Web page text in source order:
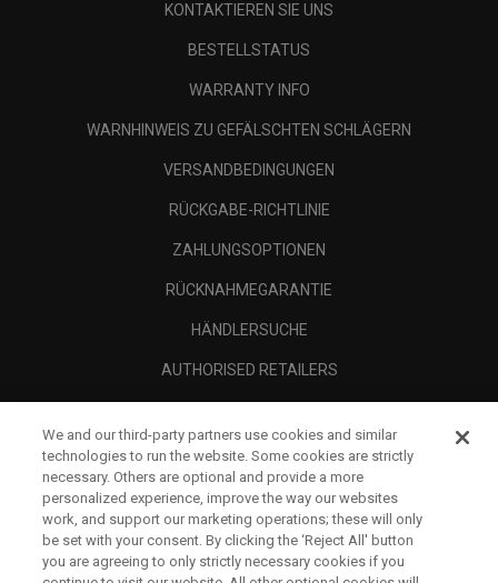
KONTAKTIEREN SIE UNS
BESTELLSTATUS
WARRANTY INFO
WARNHINWEIS ZU GEFÄLSCHTEN SCHLÄGERN
VERSANDBEDINGUNGEN
RÜCKGABE-RICHTLINIE
ZAHLUNGSOPTIONEN
RÜCKNAHMEGARANTIE
HÄNDLERSUCHE
AUTHORISED RETAILERS
UNTERNEHMENSPROFIL
RECHTLICHES-
We and our third-party partners use cookies and similar
technologies to run the website. Some cookies are strictly
necessary. Others are optional and provide a more
personalized experience, improve the way our websites
work, and support our marketing operations; these will only
be set with your consent. By clicking the ‘Reject All' button
you are agreeing to only strictly necessary cookies if you